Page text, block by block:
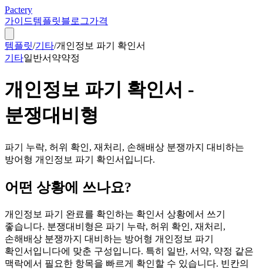
Pactery
가이드템플릿블로그가격
템플릿/기타/개인정보 파기 확인서
기타일반서약약정
개인정보 파기 확인서 -
분쟁대비형
파기 누락, 허위 확인, 재처리, 손해배상 분쟁까지 대비하는
방어형 개인정보 파기 확인서입니다.
어떤 상황에 쓰나요?
개인정보 파기 완료를 확인하는 확인서 상황에서 쓰기
좋습니다. 분쟁대비형은 파기 누락, 허위 확인, 재처리,
손해배상 분쟁까지 대비하는 방어형 개인정보 파기
확인서입니다에 맞춘 구성입니다. 특히 일반, 서약, 약정 같은
맥락에서 필요한 항목을 빠르게 확인할 수 있습니다. 빈칸의